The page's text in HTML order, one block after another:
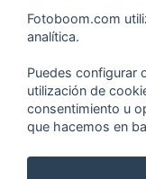
Soportes Fotografía
Monopiés
Trípodes
Kit Completos
Accesorios
Fotoboom.com
analítica.
Puedes configurar
utilización de
consentimiento u
que hacemos en